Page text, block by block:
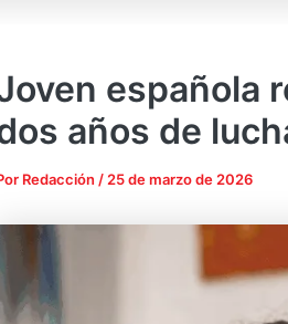
española
años de
Redacción / 25 de marzo de 2026